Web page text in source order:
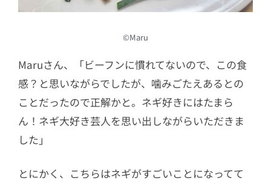
©Maru
Maruさん、「ビーフンに慣れてないので、この食
感？と思いながらでしたが、噛みごたえあるとの
ことだったので正解かと。ネギ好きにはたまら
ん！ネギ大好き芸人を思い出しながらいただきま
した」
とにかく、こちらはネギがすごいことになってて